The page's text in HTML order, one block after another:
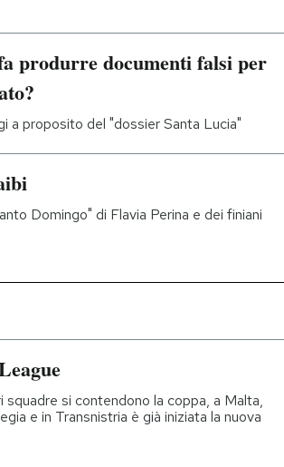
produrre documenti falsi per
a proposito del "dossier Santa Lucia"
Domingo" di Flavia Perina e dei finiani
si contendono la coppa, a Malta,
e in Transnistria è già iniziata la nuova